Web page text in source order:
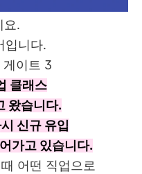
요.
입니다.
게이트 3
클래스
왔습니다.
신규 유입
가고 있습니다.
어떤 직업으로